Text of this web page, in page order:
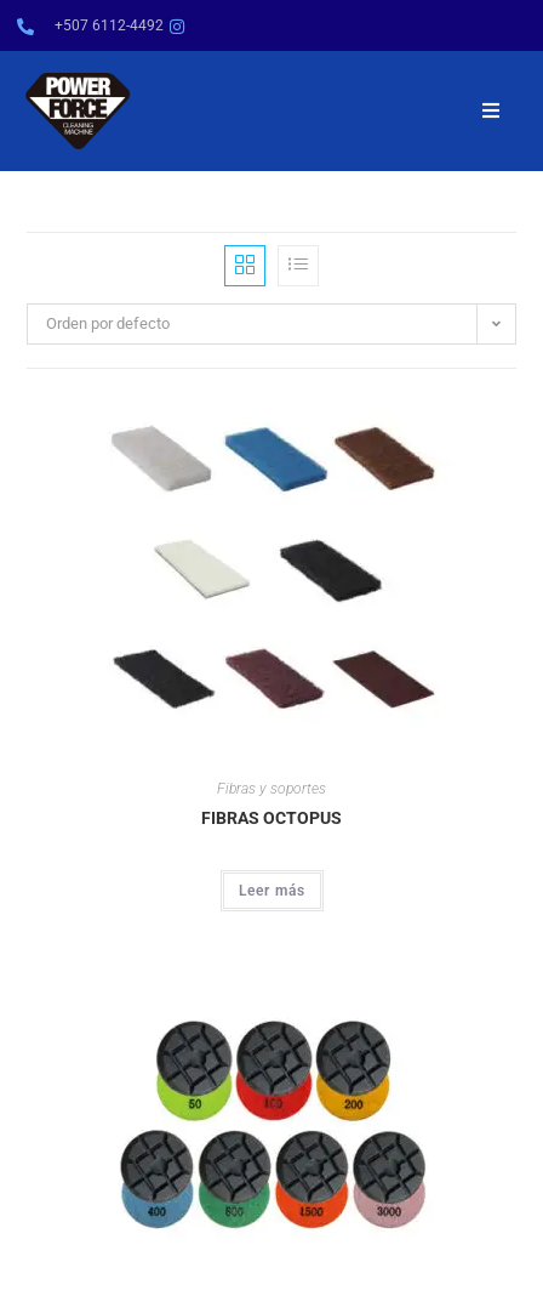
+507 6112-4492
INICIO
PRODUCTOS
POWER TIPS
Orden por defecto
Fibras y soportes
FIBRAS OCTOPUS
Leer más